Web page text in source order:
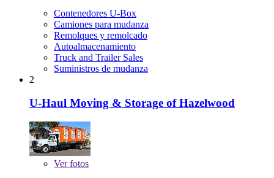
Contenedores U-Box
Camiones para mudanza
Remolques y remolcado
Autoalmacenamiento
Truck and Trailer Sales
Suministros de mudanza
2
U-Haul Moving & Storage of Hazelwood
Verfotos